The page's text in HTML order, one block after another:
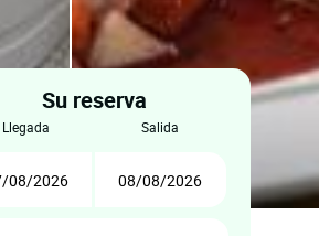
Su reserva
llegada salida